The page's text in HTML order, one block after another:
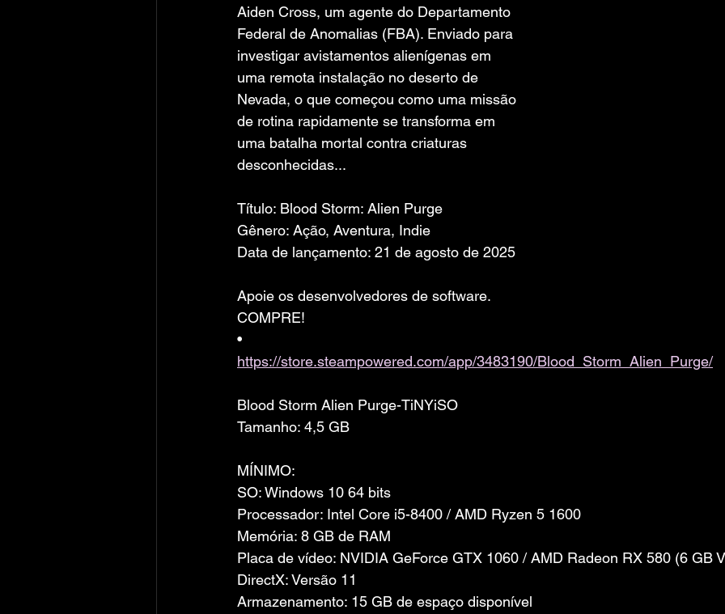
Aiden Cross, um agente do Departamento
Federal de Anomalias (FBA). Enviado para
investigar avistamentos alienígenas em
uma remota instalação no deserto de
Nevada, o que começou como uma missão
de rotina rapidamente se transforma em
uma batalha mortal contra criaturas
desconhecidas...
Título: Blood Storm: Alien Purge
Gênero: Ação, Aventura, Indie
Data de lançamento: 21 de agosto de 2025
Apoie os desenvolvedores de software.
COMPRE!
•
https://store.steampowered.com/app/3483190/Blood_Storm_Alien_Purge/
Blood Storm Alien Purge-TiNYiSO
Tamanho: 4,5 GB
MÍNIMO:
SO: Windows 10 64 bits
Processador: Intel Core i5-8400 / AMD Ryzen 5 1600
Memória: 8 GB de RAM
Placa de vídeo: NVIDIA GeForce GTX 1060 / AMD Radeon RX 580 (6 GB
DirectX: Versão 11
Armazenamento: 15 GB de espaço disponível